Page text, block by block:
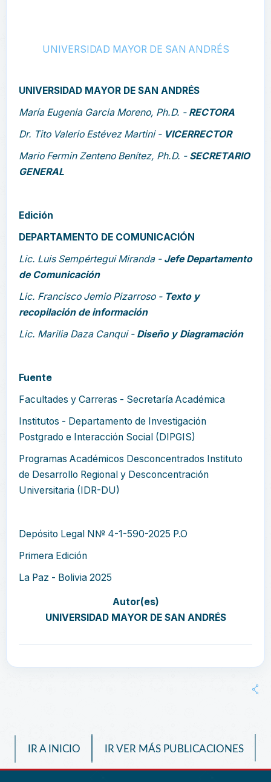
UNIVERSIDAD MAYOR DE SAN ANDRÉS
UNIVERSIDAD MAYOR DE SAN ANDRÉS
María Eugenia Garcia Moreno, Ph.D. - RECTORA
Dr. Tito Valerio Estévez Martini - VICERRECTOR
Mario Fermin Zenteno Benítez, Ph.D. - SECRETARIO
GENERAL
Edición
DEPARTAMENTO DE COMUNICACIÓN
Lic. Luis Sempértegui Miranda - Jefe Departamento
de Comunicación
Lic. Francisco Jemio Pizarroso - Texto y
recopilación de información
Lic. Marilia Daza Canqui - Diseño y Diagramación
Fuente
Facultades y Carreras - Secretaría Académica
Institutos - Departamento de Investigación
Postgrado e Interacción Social (DIPGIS)
Programas Académicos Desconcentrados Instituto
de Desarrollo Regional y Desconcentración
Universitaria (IDR-DU)
Depósito Legal N№ 4-1-590-2025 P.O
Primera Edición
La Paz - Bolivia 2025
Autor(es)
UNIVERSIDAD MAYOR DE SAN ANDRÉS
IR A INICIO IR VER MÁS PUBLICACIONES